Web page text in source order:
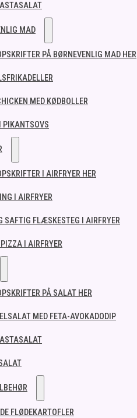
MAD
PÅ BØRNEVENLIG MAD HER
MED KØDBOLLER
PIKANTSOVS
I AIRFRYER HER
I AIRFRYER
SAFTIG FLÆSKESTEG I AIRFRYER
PIZZA I AIRFRYER
PÅ SALAT HER
MED FETA-AVOKADODIP
FLØDEKARTOFLER